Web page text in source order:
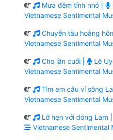
Mưa đêm tỉnh nhỏ |
Vietnamese Sentimental
Chuyến tàu hoàng
Vietnamese Sentimental
Cho lần cuối |
Lê
Vietnamese Sentimental
Tìm em câu ví sông
Vietnamese Sentimental
Lỡ hẹn với dòng Lam |
Vietnamese Sentimental